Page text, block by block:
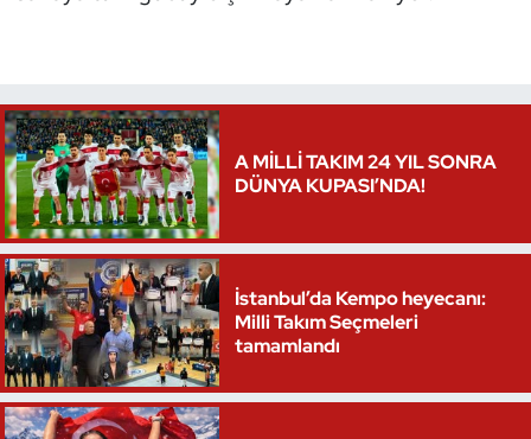
A MİLLİ TAKIM 24 YIL SONRA
DÜNYA KUPASI’NDA!
İstanbul’da Kempo heyecanı:
Milli Takım Seçmeleri
tamamlandı
Paralimpik
Ragbi
Satranç
Su Topu
Sualtı Sporları